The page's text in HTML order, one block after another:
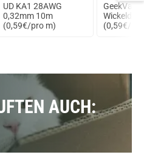
UD KA1 28AWG
0,32mm 10m
(0,59€/pro m)
GeekVape
(0,59€/
AUCH: